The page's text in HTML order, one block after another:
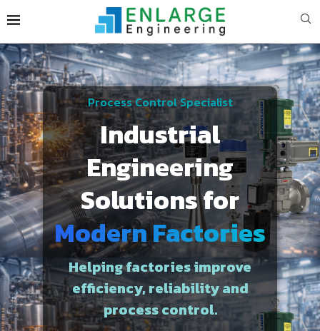
Process Control Specialist
Industrial
Engineering
Solutions for
Modern Factories
Helping factories improve
efficiency, reliability and
process control.